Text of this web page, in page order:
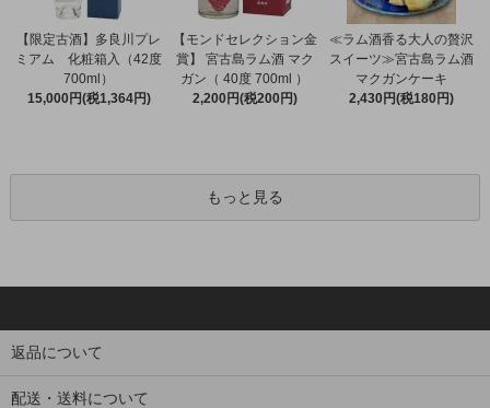
【限定古酒】多良川プレ
ミアム 化粧箱入（42度
700ml）
15,000円(税1,364円)
【モンドセレクション金
賞】 宮古島ラム酒 マク
ガン（ 40度 700ml ）
2,200円(税200円)
≪ラム酒香る大人の贅沢
スイーツ≫宮古島ラム酒
マクガンケーキ
2,430円(税180円)
もっと見る
返品について
配送・送料について